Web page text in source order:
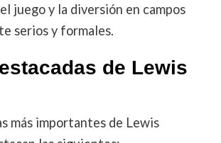
juego y la diversión en campos
serios y formales.
de Lewis
más importantes de Lewis